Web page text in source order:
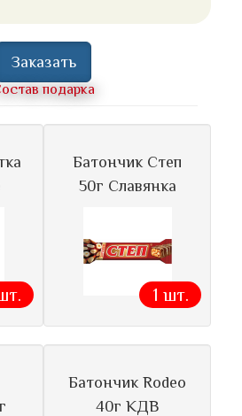
Заказать
подарка
Батончик Степ
50г Славянка
1 шт.
Батончик Rodeo
40г КДВ